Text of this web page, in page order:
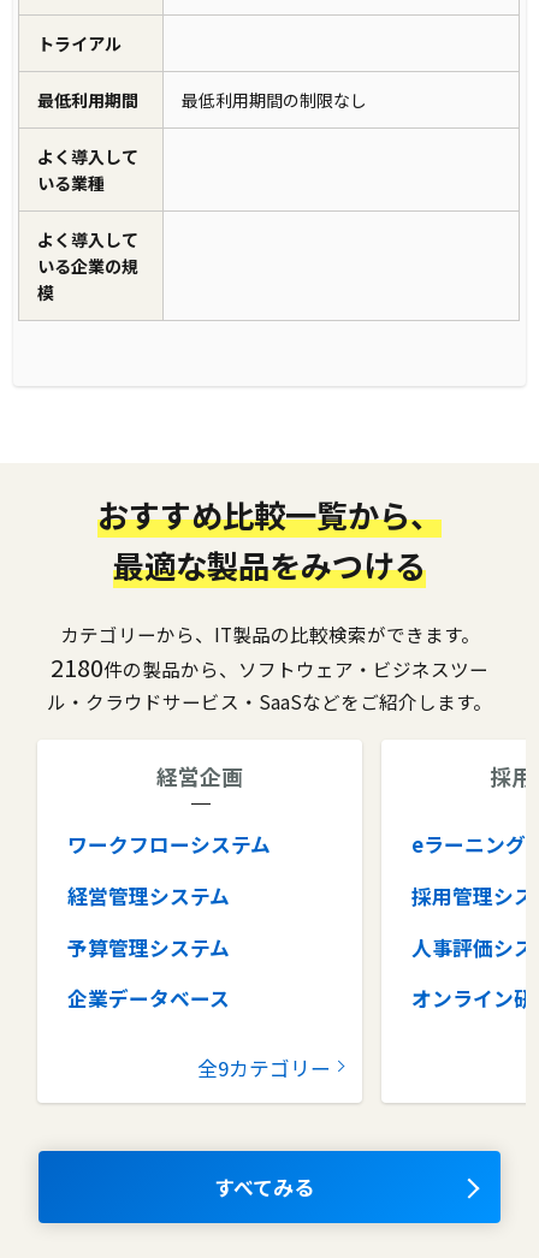
トライアル
最低利用期間 最低利用期間の制限なし
よく導入して
いる業種
よく導入して
いる企業の規
模
おすすめ比較一覧から、
最適な製品をみつける
カテゴリーから、IT製品の比較検索ができます。
2180件の製品から、ソフトウェア・ビジネスツー
ル・クラウドサービス・SaaSなどをご紹介します。
経営企画
ワークフローシステム
経営管理システム
予算管理システム
企業データベース
コラボレーションツール
ナレッジマネジメントツール
全9カテゴリー
採
eラーニング
採用管理シス
人事評価シ
オンライン研
タレントマ
OKRツール
すべてみる